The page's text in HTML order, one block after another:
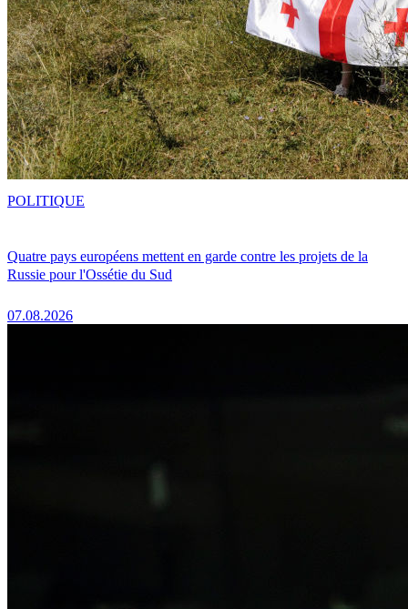
Quatre pays européens mettent en garde contre les projets de la
Russie pour l'Ossétie du Sud
07.08.2026
POLITIQUE